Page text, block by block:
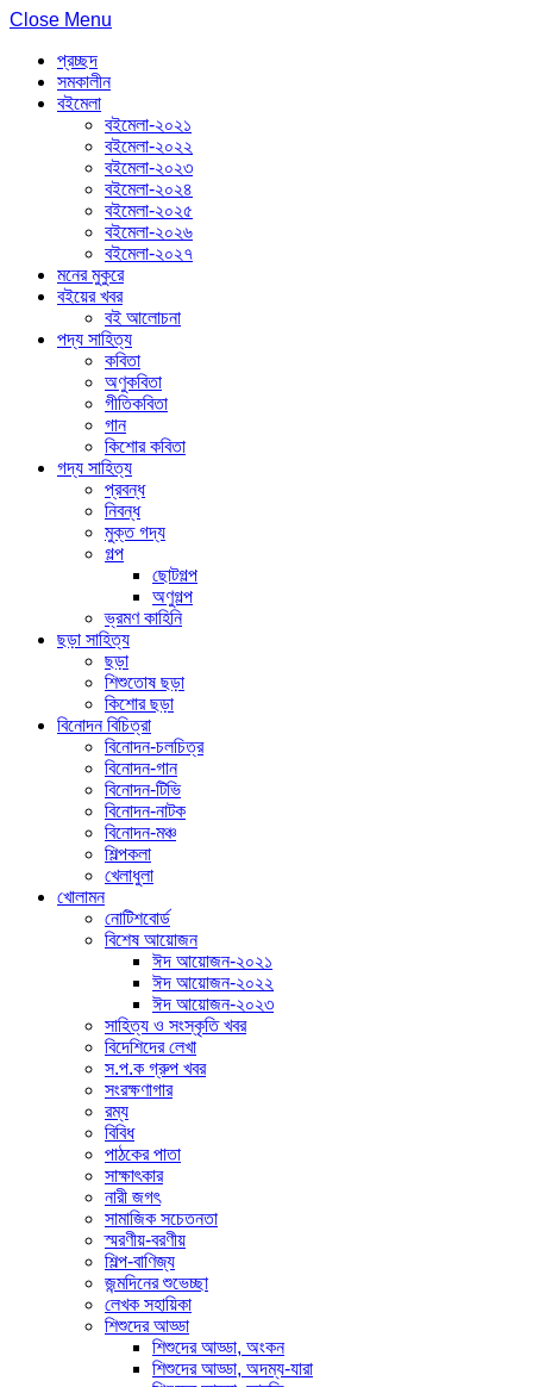
Close Menu
প্রচ্ছদ
সমকালীন
বইমেলা
বইমেলা-২০২১
বইমেলা-২০২২
বইমেলা-২০২৩
বইমেলা-২০২৪
বইমেলা-২০২৫
বইমেলা-২০২৬
বইমেলা-২০২৭
মনের মুকুরে
বইয়ের খবর
বই আলোচনা
পদ্য সাহিত্য
কবিতা
অণুকবিতা
গীতিকবিতা
গান
কিশোর কবিতা
গদ্য সাহিত্য
প্রবন্ধ
নিবন্ধ
মুক্ত গদ্য
গল্প
ছোটগল্প
অণুগল্প
ভ্রমণ কাহিনি
ছড়া সাহিত্য
ছড়া
শিশুতোষ ছড়া
কিশোর ছড়া
বিনোদন বিচিত্রা
বিনোদন-চলচিত্র
বিনোদন-গান
বিনোদন-টিভি
বিনোদন-নাটক
বিনোদন-মঞ্চ
শিল্পকলা
খেলাধুলা
খোলামন
নোটিশবোর্ড
বিশেষ আয়োজন
ঈদ আয়োজন-২০২১
ঈদ আয়োজন-২০২২
ঈদ আয়োজন-২০২৩
সাহিত্য ও সংস্কৃতি খবর
বিদেশিদের লেখা
স.প.ক গ্রুপ খবর
সংরক্ষণাগার
রম্য
বিবিধ
পাঠকের পাতা
সাক্ষাৎকার
নারী জগৎ
সামাজিক সচেতনতা
স্মরণীয়-বরণীয়
শিল্প-বাণিজ্য
জন্মদিনের শুভেচ্ছা
লেখক সহায়িকা
শিশুদের আড্ডা
শিশুদের আড্ডা, অংকন
শিশুদের আড্ডা, অদম্য-যারা